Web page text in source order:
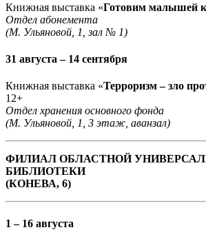
Книжная выставка «Готовим малышей
Отдел абонемента
(М. Ульяновой, 1, зал № 1)
31 августа – 14 сентября
Книжная выставка «Терроризм – зло
12+
Отдел хранения основного фонда
(М. Ульяновой, 1, 3 этаж, аванзал)
ФИЛИАЛ ОБЛАСТНОЙ
БИБЛИОТЕКИ
(КОНЕВА, 6)
1 – 16 августа